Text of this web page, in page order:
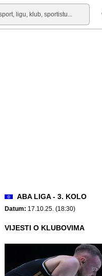
ABA LIGA - 3. KOLO
Datum: 17.10.25. (18:30)
VIJESTI O KLUBOVIMA